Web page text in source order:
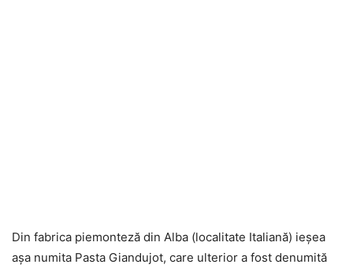
Din fabrica piemonteză din Alba (localitate Italiană) ieşea
aşa numita Pasta Giandujot, care ulterior a fost denumită